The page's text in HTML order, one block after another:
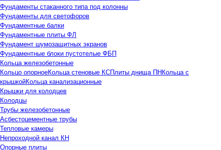
Фундаменты стаканного типа под колонны
Фундаменты для светофоров
Фундаментные балки
Фундаментные плиты ФЛ
Фундамент шумозащитных экранов
Фундаментные блоки пустотелые ФБП
Кольца железобетонные
Кольцо опорноеКольца стеновые КСПлиты днища ПНКольца с
крышкойКольца канализационные
Крышки для колодцев
Колодцы
Трубы железобетонные
Асбестоцементные трубы
Тепловые камеры
Непроходной канал КН
Опорные плиты